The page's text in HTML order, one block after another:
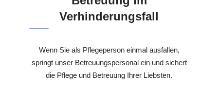
Verhinderungsfall
Wenn Sie als Pflegeperson einmal ausfallen,
springt unser Betreuungspersonal ein und sichert
die Pflege und Betreuung Ihrer Liebsten.